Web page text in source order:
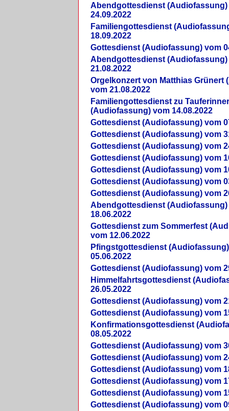
Abendgottesdienst (Audiofassung)
24.09.2022
Familiengottesdienst
18.09.2022
Gottesdienst (Audiofassung) vom
Abendgottesdienst (Audiofassung)
21.08.2022
Orgelkonzert von Matthias Grünert
vom 21.08.2022
Familiengottesdienst zu
(Audiofassung) vom 14.08.2022
Gottesdienst (Audiofassung) vom
Gottesdienst (Audiofassung) vom
Gottesdienst (Audiofassung) vom
Gottesdienst (Audiofassung) vom
Gottesdienst (Audiofassung) vom
Gottesdienst (Audiofassung) vom
Gottesdienst (Audiofassung) vom
Abendgottesdienst (Audiofassung)
18.06.2022
Gottesdienst zum Sommerfest
vom 12.06.2022
Pfingstgottesdienst
05.06.2022
Gottesdienst (Audiofassung) vom
Himmelfahrtsgottesdienst
26.05.2022
Gottesdienst (Audiofassung) vom
Gottesdienst (Audiofassung) vom
Konfirmationsgottesdienst
08.05.2022
Gottesdienst (Audiofassung) vom
Gottesdienst (Audiofassung) vom
Gottesdienst (Audiofassung) vom
Gottesdienst (Audiofassung) vom
Gottesdienst (Audiofassung) vom
Gottesdienst (Audiofassung) vom